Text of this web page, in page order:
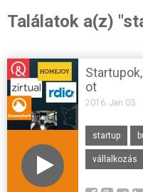
Találatok a(z)
ot
2016. Jan 03.
startup
vállalkozás